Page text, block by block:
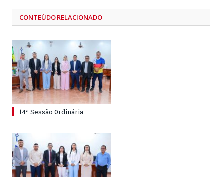
CONTEÚDO RELACIONADO
14ª Sessão Ordinária